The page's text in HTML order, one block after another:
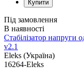
Під замовлення
Стабілізатор
v2.1
Eleks (Україна)
16264-Eleks